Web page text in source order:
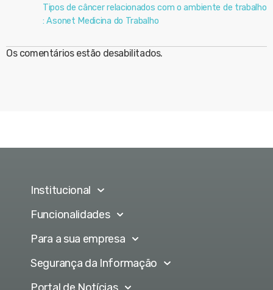
Tipos de câncer relacionados com o ambiente de trabalho
: Asonet Medicina do Trabalho
Os comentários estão desabilitados.
Institucional
Funcionalidades
Para a sua empresa
Segurança da Informação